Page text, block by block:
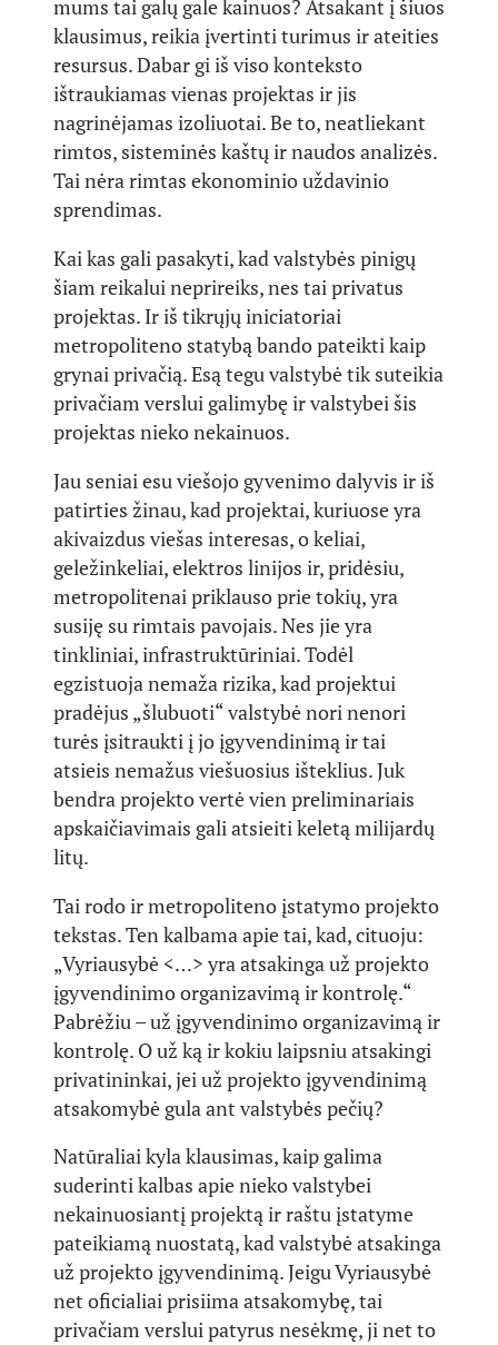
mums tai galų gale kainuos? Atsakant į šiuos
klausimus, reikia įvertinti turimus ir ateities
resursus. Dabar gi iš viso konteksto
ištraukiamas vienas projektas ir jis
nagrinėjamas izoliuotai. Be to, neatliekant
rimtos, sisteminės kaštų ir naudos analizės.
Tai nėra rimtas ekonominio uždavinio
sprendimas.
Kai kas gali pasakyti, kad valstybės pinigų
šiam reikalui neprireiks, nes tai privatus
projektas. Ir iš tikrųjų iniciatoriai
metropoliteno statybą bando pateikti kaip
grynai privačią. Esą tegu valstybė tik suteikia
privačiam verslui galimybę ir valstybei šis
projektas nieko nekainuos.
Jau seniai esu viešojo gyvenimo dalyvis ir iš
patirties žinau, kad projektai, kuriuose yra
akivaizdus viešas interesas, o keliai,
geležinkeliai, elektros linijos ir, pridėsiu,
metropolitenai priklauso prie tokių, yra
susiję su rimtais pavojais. Nes jie yra
tinkliniai, infrastruktūriniai. Todėl
egzistuoja nemaža rizika, kad projektui
pradėjus „šlubuoti“ valstybė nori nenori
turės įsitraukti į jo įgyvendinimą ir tai
atsieis nemažus viešuosius išteklius. Juk
bendra projekto vertė vien preliminariais
apskaičiavimais gali atsieiti keletą milijardų
litų.
Tai rodo ir metropoliteno įstatymo projekto
tekstas. Ten kalbama apie tai, kad, cituoju:
„Vyriausybė <…> yra atsakinga už projekto
įgyvendinimo organizavimą ir kontrolę.“
Pabrėžiu – už įgyvendinimo organizavimą ir
kontrolę. O už ką ir kokiu laipsniu atsakingi
privatininkai, jei už projekto įgyvendinimą
atsakomybė gula ant valstybės pečių?
Natūraliai kyla klausimas, kaip galima
suderinti kalbas apie nieko valstybei
nekainuosiantį projektą ir raštu įstatyme
pateikiamą nuostatą, kad valstybė atsakinga
už projekto įgyvendinimą. Jeigu Vyriausybė
net oficialiai prisiima atsakomybę, tai
privačiam verslui patyrus nesėkmę, ji net to